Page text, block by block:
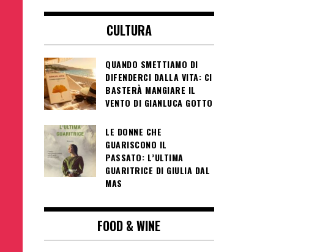
CULTURA
QUANDO SMETTIAMO DI
DIFENDERCI DALLA VITA: CI
BASTERÀ MANGIARE IL
VENTO DI GIANLUCA GOTTO
LE DONNE CHE
GUARISCONO IL
PASSATO: L’ULTIMA
GUARITRICE DI GIULIA DAL
MAS
FOOD & WINE